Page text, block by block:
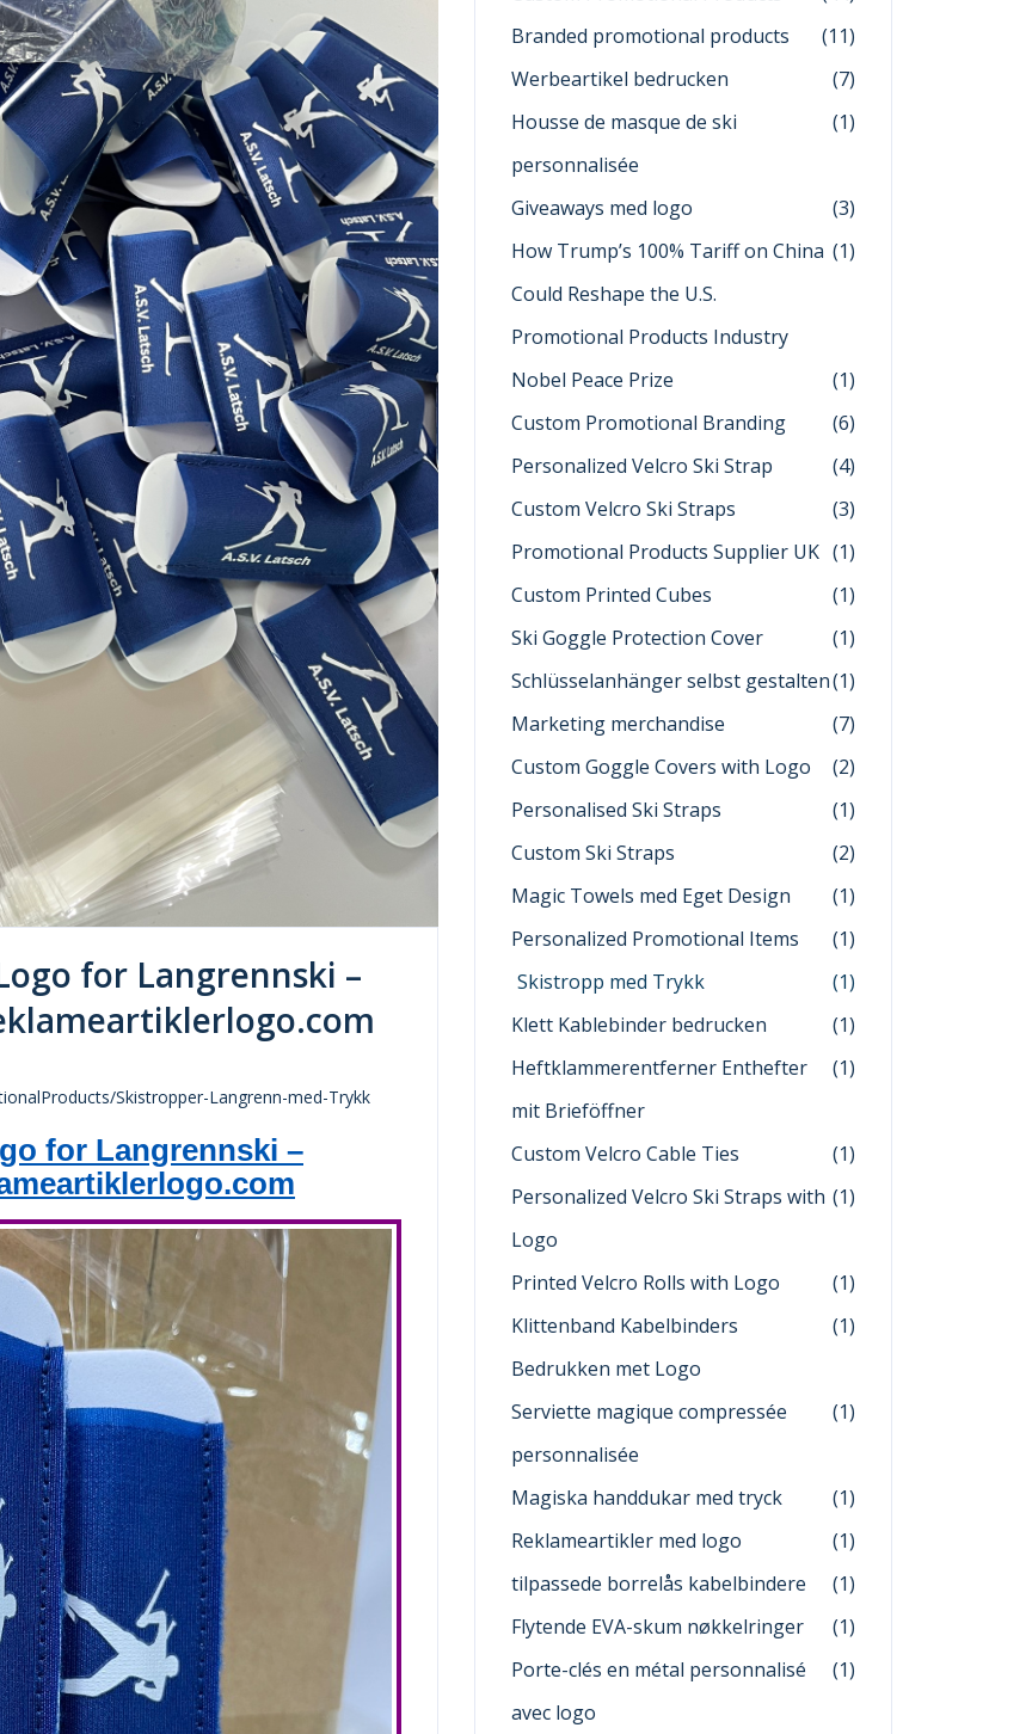
for Langrennski –
Skistropper-Langrenn-med-Trykk
for Langrennski –
Branded promotional products
(11)
Werbeartikel bedrucken
(7)
Housse de masque de ski
personnalisée
(1)
Giveaways med logo
(3)
How Trump’s 100% Tariff on China
Could Reshape the U.S.
Promotional Products Industry
(1)
Nobel Peace Prize
(1)
Custom Promotional Branding
(6)
Personalized Velcro Ski Strap
(4)
Custom Velcro Ski Straps
(3)
Promotional Products Supplier UK (1)
Custom Printed Cubes
(1)
Ski Goggle Protection Cover
(1)
Schlüsselanhänger selbst gestalten(1)
Marketing merchandise
(7)
Custom Goggle Covers with Logo
(2)
Personalised Ski Straps
(1)
Custom Ski Straps
(2)
Magic Towels med Eget Design
(1)
Personalized Promotional Items
(1)
Skistropp med Trykk
(1)
Klett Kablebinder bedrucken
(1)
Heftklammerentferner Enthefter
mit Brieföffner
(1)
Custom Velcro Cable Ties
(1)
Personalized Velcro Ski Straps with
Logo
(1)
Printed Velcro Rolls with Logo
(1)
Klittenband Kabelbinders
Bedrukken met Logo
(1)
Serviette magique compressée
personnalisée
(1)
Magiska handdukar med tryck
(1)
Reklameartikler med logo
(1)
tilpassede borrelås kabelbindere
(1)
Flytende EVA-skum nøkkelringer
(1)
Porte-clés en métal personnalisé
avec logo
(1)